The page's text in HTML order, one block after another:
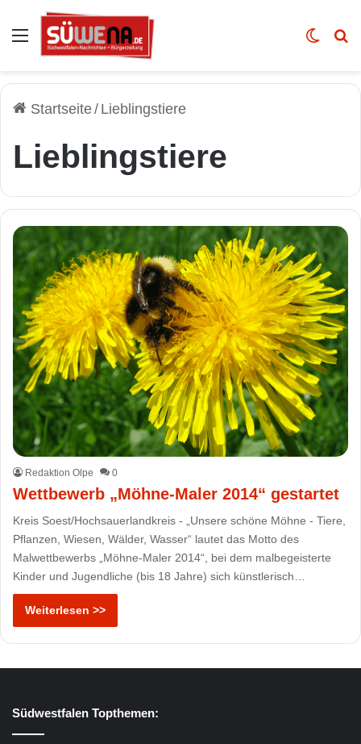
Auswahl Skin
Startseite/ Lieblingstiere
Lieblingstiere
Redaktion Olpe 0
Wettbewerb „Möhne-Maler 2014“ gestartet
Kreis Soest/Hochsauerlandkreis - „Unsere schöne Möhne - Tiere,
Pflanzen, Wiesen, Wälder, Wasser“ lautet das Motto des
Malwettbewerbs „Möhne-Maler 2014“, bei dem malbegeisterte
Kinder und Jugendliche (bis 18 Jahre) sich künstlerisch…
Weiterlesen >>
Südwestfalen Topthemen: